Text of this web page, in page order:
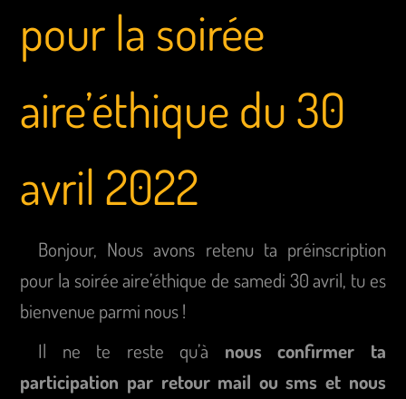
pour la soirée
aire’éthique du 30
avril 2022
Bonjour, Nous avons retenu ta préinscription
pour la soirée aire’éthique de samedi 30 avril, tu es
bienvenue parmi nous !
Il ne te reste qu’à nous confirmer ta
participation par retour mail ou sms et nous